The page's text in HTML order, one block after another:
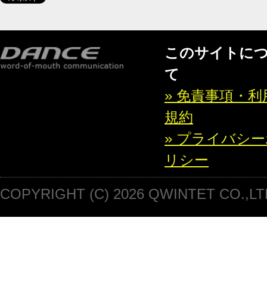
このサイトに
て
» 免責事項・利
規約
» プライバシ
リシー
COPYRIGHT (C) 2026 QWINTET